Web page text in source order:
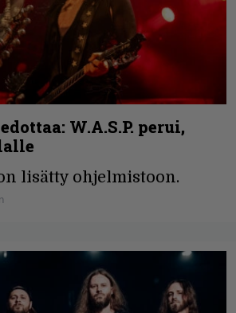
W.A.S.P. perui,
lisätty ohjelmistoon.